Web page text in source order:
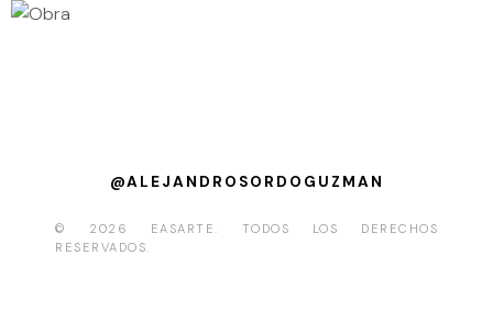
@ALEJANDROSORDOGUZMAN
© 2026 EASARTE. TODOS LOS DERECHOS
RESERVADOS.